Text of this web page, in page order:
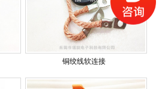
铜绞线软连接